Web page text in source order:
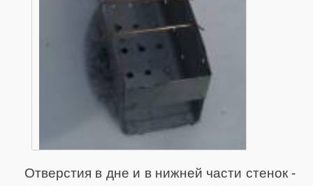
Отверстия в дне и в нижней части стенок -